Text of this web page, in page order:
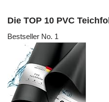
Die TOP 10 PVC
Bestseller No. 1